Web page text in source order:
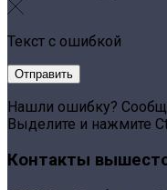
Текст с ошибкой
Нашли ошибку?
Выделите и нажмите
Контакты